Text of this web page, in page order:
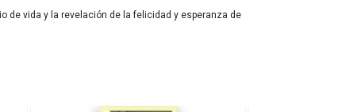
de vida y la revelación de la felicidad y esperanza de